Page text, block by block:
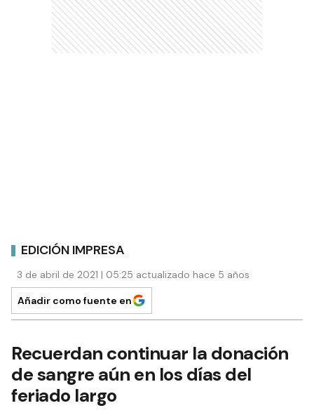
EDICIÓN IMPRESA
3 de abril de 2021 | 05:25 actualizado hace 5 años
Añadir como fuente en
Recuerdan continuar la donación
de sangre aún en los días del
feriado largo